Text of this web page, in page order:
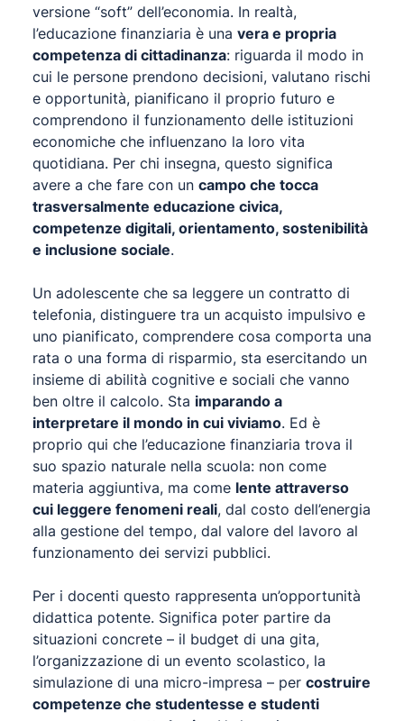
versione “soft” dell’economia. In realtà,
l’educazione finanziaria è una vera e propria
competenza di cittadinanza: riguarda il modo in
cui le persone prendono decisioni, valutano rischi
e opportunità, pianificano il proprio futuro e
comprendono il funzionamento delle istituzioni
economiche che influenzano la loro vita
quotidiana. Per chi insegna, questo significa
avere a che fare con un campo che tocca
trasversalmente educazione civica,
competenze digitali, orientamento, sostenibilità
e inclusione sociale.
Un adolescente che sa leggere un contratto di
telefonia, distinguere tra un acquisto impulsivo e
uno pianificato, comprendere cosa comporta una
rata o una forma di risparmio, sta esercitando un
insieme di abilità cognitive e sociali che vanno
ben oltre il calcolo. Sta imparando a
interpretare il mondo in cui viviamo. Ed è
proprio qui che l’educazione finanziaria trova il
suo spazio naturale nella scuola: non come
materia aggiuntiva, ma come lente attraverso
cui leggere fenomeni reali, dal costo dell’energia
alla gestione del tempo, dal valore del lavoro al
funzionamento dei servizi pubblici.
Per i docenti questo rappresenta un’opportunità
didattica potente. Significa poter partire da
situazioni concrete – il budget di una gita,
l’organizzazione di un evento scolastico, la
simulazione di una micro-impresa – per costruire
competenze che studentesse e studenti